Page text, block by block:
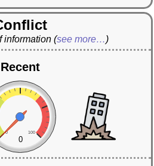
information (see more…)
Recent
0 100
0